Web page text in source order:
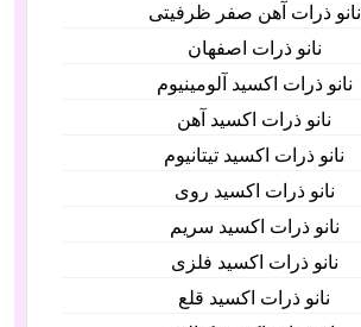
نانو ذرات آهن صفر ظرفیتی
نانو ذرات اصفهان
نانو ذرات اکسید آلومینیوم
نانو ذرات اکسید آهن
نانو ذرات اکسید تیتانیوم
نانو ذرات اکسید روی
نانو ذرات اکسید سریم
نانو ذرات اکسید فلزی
نانو ذرات اکسید قلع